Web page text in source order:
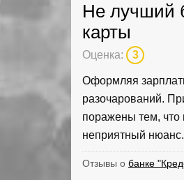
Не лучший
карты
Оценка: 3
Оформляя
разочарований.
поражены тем,
неприятный
Отзывы о банке